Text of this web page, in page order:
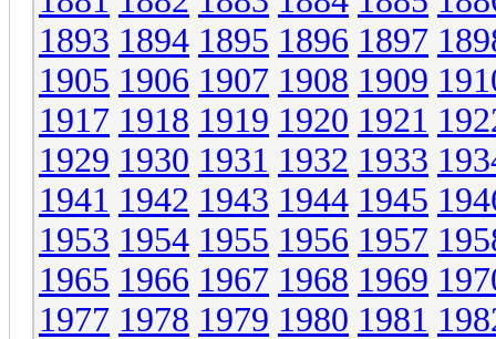
1893 1894 1895 1896 1897
1905 1906 1907 1908 1909
1917 1918 1919 1920 1921
1929 1930 1931 1932 1933
1941 1942 1943 1944 1945
1953 1954 1955 1956 1957
1965 1966 1967 1968 1969
1977 1978 1979 1980 1981